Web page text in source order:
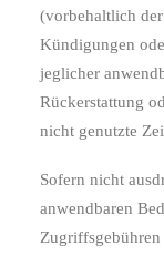
(vorbehaltlich
Kündigungen
jeglicher
Rückerstattung
nicht genutzte
Sofern nicht
anwendbaren